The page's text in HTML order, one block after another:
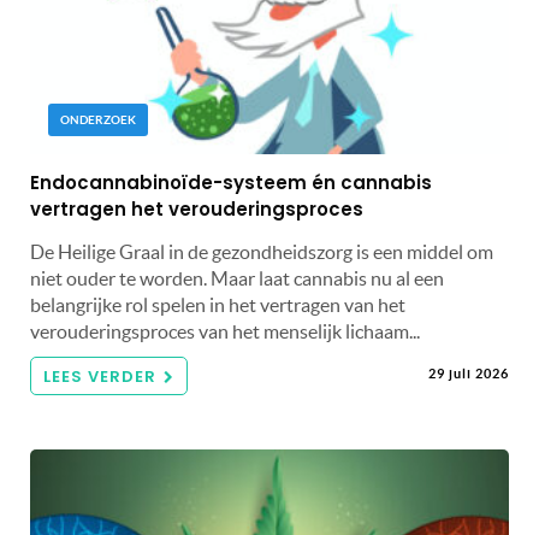
ONDERZOEK
Endocannabinoïde-systeem én cannabis
vertragen het verouderingsproces
De Heilige Graal in de gezondheidszorg is een middel om
niet ouder te worden. Maar laat cannabis nu al een
belangrijke rol spelen in het vertragen van het
verouderingsproces van het menselijk lichaam...
LEES VERDER 29 juli 2026